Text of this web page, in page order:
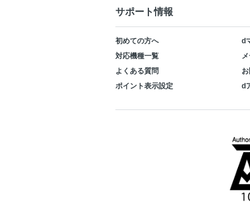
サポート情報
初めての方へ
d
対応機種一覧
よくある質問
ポイント表示設定
d